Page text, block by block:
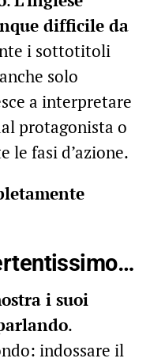
difficile da
i sottotitoli
solo
a interpretare
protagonista o
le fasi d’azione.
i suoi
.
indossare il